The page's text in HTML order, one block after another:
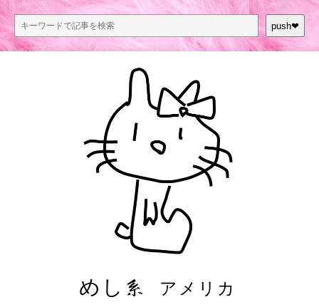
push❤︎
めし系 アメリカ